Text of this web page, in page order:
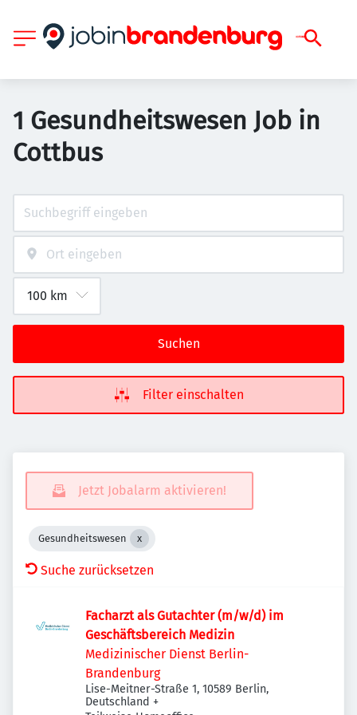
1 Gesundheitswesen Job in
Cottbus
Suchen
Filter einschalten
Jetzt Jobalarm aktivieren!
Gesundheitswesen
Suche zurücksetzen
Facharzt als Gutachter (m/w/d) im
Geschäftsbereich Medizin
Medizinischer Dienst Berlin-
Brandenburg
Lise-Meitner-Straße 1, 10589 Berlin,
Deutschland +